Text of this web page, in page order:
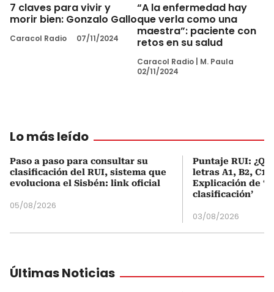
7 claves para vivir y
morir bien: Gonzalo Gallo
Caracol Radio 07/11/2024
“A la enfermedad hay
que verla como una
maestra”: paciente con
retos en su salud
Caracol Radio
M. Paula
02/11/2024
Lo más leído
Paso a paso para consultar su
clasificación del RUI, sistema que
evoluciona el Sisbén: link oficial
05/08/2026
Puntaje RUI:
letras A1, B2, C1
Explicación de
clasificación’
03/08/2026
Últimas Noticias